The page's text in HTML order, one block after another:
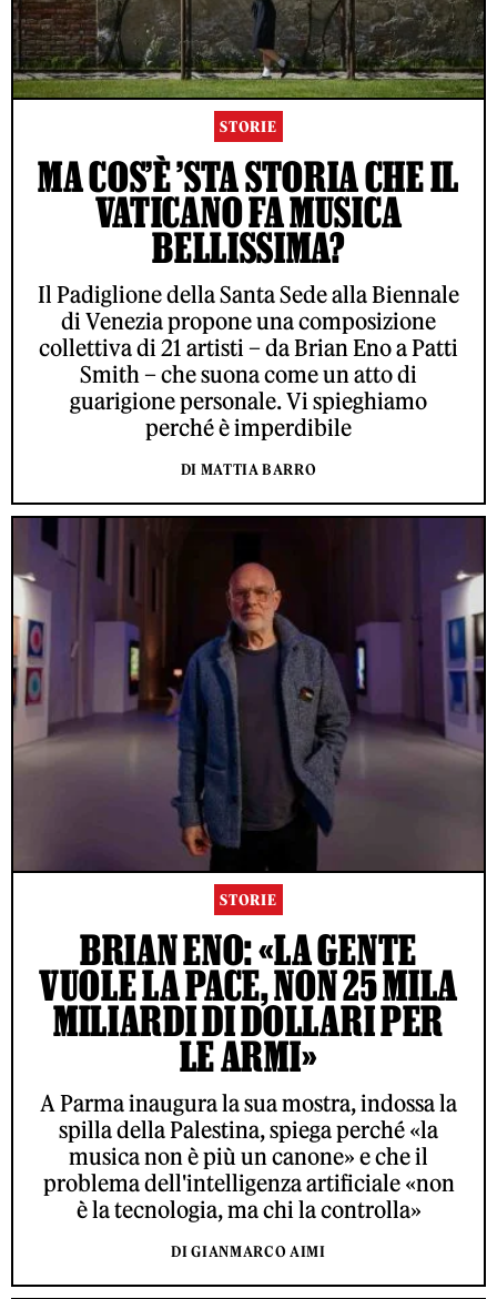
STORIE
MA COS’È ’STA STORIA CHE IL
VATICANO FA MUSICA
BELLISSIMA?
Il Padiglione della Santa Sede alla Biennale
di Venezia propone una composizione
collettiva di 21 artisti – da Brian Eno a Patti
Smith – che suona come un atto di
guarigione personale. Vi spieghiamo
perché è imperdibile
DI MATTIA BARRO
STORIE
BRIAN ENO: «LA GENTE
VUOLE LA PACE, NON 25 MILA
MILIARDI DI DOLLARI PER
LE ARMI»
A Parma inaugura la sua mostra, indossa la
spilla della Palestina, spiega perché «la
musica non è più un canone» e che il
problema dell'intelligenza artificiale «non
è la tecnologia, ma chi la controlla»
DI GIANMARCO AIMI